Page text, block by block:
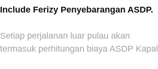
Include Ferizy Penyebarangan ASDP.
Setiap perjalanan luar pulau akan
termasuk perhitungan biaya ASDP Kapal